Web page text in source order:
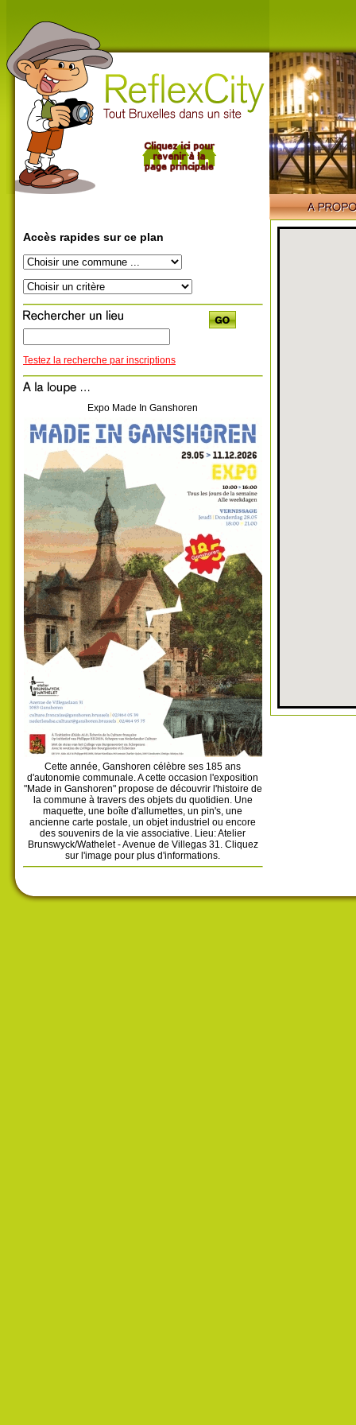
Accès rapides sur ce plan
Testez la recherche par inscriptions
Expo Made In Ganshoren
Cette année, Ganshoren célèbre ses 185 ans
d'autonomie communale. A cette occasion l'exposition
"Made in Ganshoren" propose de découvrir l'histoire de
la commune à travers des objets du quotidien. Une
maquette, une boîte d'allumettes, un pin's, une
ancienne carte postale, un objet industriel ou encore
des souvenirs de la vie associative. Lieu: Atelier
Brunswyck/Wathelet - Avenue de Villegas 31. Cliquez
sur l'image pour plus d'informations.